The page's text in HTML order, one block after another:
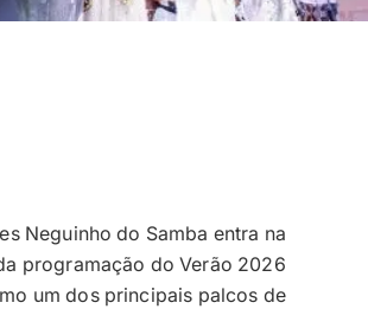
Neguinho do Samba entra na
programação do Verão 2026
um dos principais palcos de